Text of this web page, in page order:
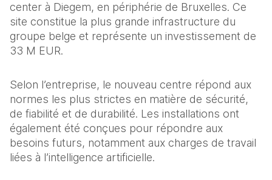
center à Diegem, en périphérie de Bruxelles. Ce
site constitue la plus grande infrastructure du
groupe belge et représente un investissement de
33 M EUR.
Selon l’entreprise, le nouveau centre répond aux
normes les plus strictes en matière de sécurité,
de fiabilité et de durabilité. Les installations ont
également été conçues pour répondre aux
besoins futurs, notamment aux charges de travail
liées à l’intelligence artificielle.